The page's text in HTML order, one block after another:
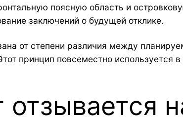
поясную область и
заключений о будущей отклике.
от степени различия между
принцип повсеместно используется
отзывается